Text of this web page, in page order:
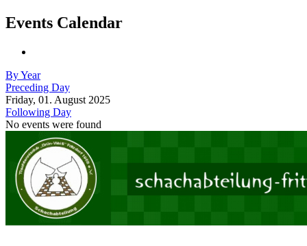
Events Calendar
By Year
Preceding Day
Friday, 01. August 2025
Following Day
No events were found